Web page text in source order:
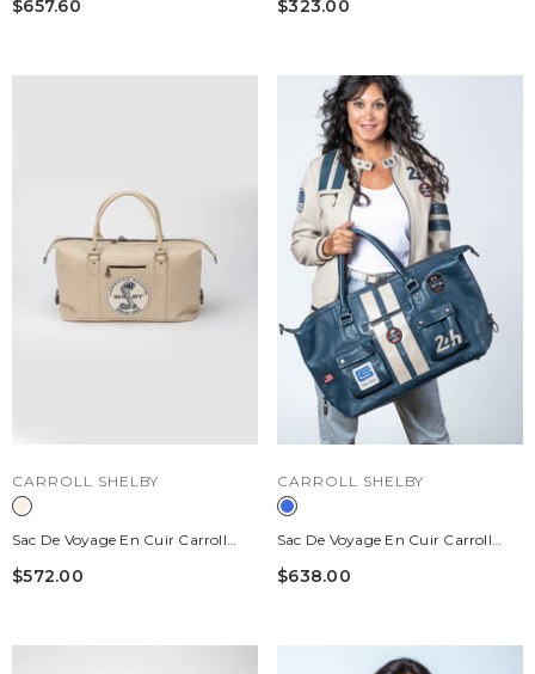
$657.60 $323.00
DISTRIBUTEUR :
CARROLL SHELBY
Sac De Voyage En Cuir Carroll
Shelby BIG D 48H Sheep Crown
$572.00
DISTRIBUTEUR :
CARROLL SHELBY
Sac De Voyage En Cuir Carroll
Shelby X Le Mans GT350 48h Bleu
$638.00